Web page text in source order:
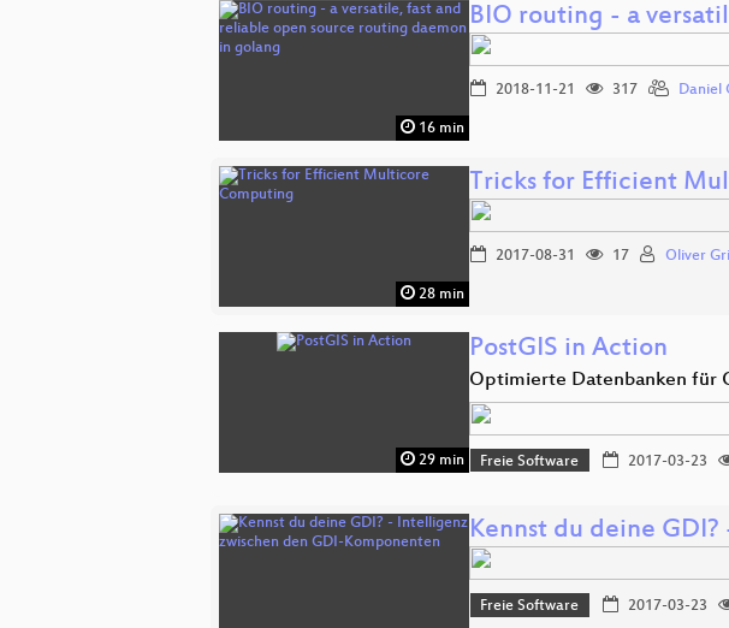
16 min
BIO routing - a
2018-11-21 317 Daniel
28 min
Tricks for Efficient
2017-08-31 17 Oliver
29 min
PostGIS in Action
Optimierte Datenbanken für
Freie Software 2017-03-23
Kennst du deine
Freie Software 2017-03-23